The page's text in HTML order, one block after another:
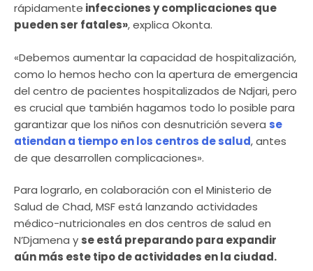
rápidamente infecciones y complicaciones que
pueden ser fatales», explica Okonta.
«Debemos aumentar la capacidad de hospitalización,
como lo hemos hecho con la apertura de emergencia
del centro de pacientes hospitalizados de Ndjari, pero
es crucial que también hagamos todo lo posible para
garantizar que los niños con desnutrición severa se
atiendan a tiempo en los centros de salud, antes
de que desarrollen complicaciones».
Para lograrlo, en colaboración con el Ministerio de
Salud de Chad, MSF está lanzando actividades
médico-nutricionales en dos centros de salud en
N’Djamena y se está preparando para expandir
aún más este tipo de actividades en la ciudad.